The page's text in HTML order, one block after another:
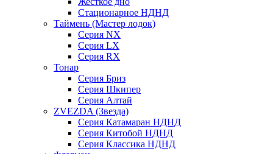
Стационарное НДНД
Таймень (Мастер лодок)
Серия NX
Серия LX
Серия RX
Тонар
Серия Бриз
Серия Шкипер
Серия Алтай
ZVEZDA (Звезда)
Серия Катамаран НДНД
Серия Китобой НДНД
Серия Классика НДНД